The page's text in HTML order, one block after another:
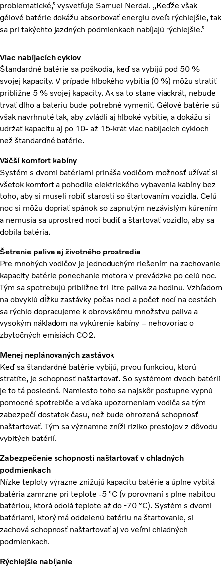
problematické,” vysvetľuje Samuel Nerdal. „Keďže však
gélové batérie dokážu absorbovať energiu oveľa rýchlejšie, tak
sa pri takýchto jazdných podmienkach nabíjajú rýchlejšie.”
Viac nabíjacích cyklov
Štandardné batérie sa poškodia, keď sa vybijú pod 50 %
svojej kapacity. V prípade hlbokého vybitia (0 %) môžu stratiť
približne 5 % svojej kapacity. Ak sa to stane viackrát, nebude
trvať dlho a batériu bude potrebné vymeniť. Gélové batérie sú
však navrhnuté tak, aby zvládli aj hlboké vybitie, a dokážu si
udržať kapacitu aj po 10- až 15-krát viac nabíjacích cykloch
než štandardné batérie.
Väčší komfort kabíny
Systém s dvomi batériami prináša vodičom možnosť užívať si
všetok komfort a pohodlie elektrického vybavenia kabíny bez
toho, aby si museli robiť starosti so štartovaním vozidla. Celú
noc si môžu dopriať spánok so zapnutým nezávislým kúrením
a nemusia sa uprostred noci budiť a štartovať vozidlo, aby sa
dobila batéria.
Šetrenie paliva aj životného prostredia
Pre mnohých vodičov je jednoduchým riešením na zachovanie
kapacity batérie ponechanie motora v prevádzke po celú noc.
Tým sa spotrebujú približne tri litre paliva za hodinu. Vzhľadom
na obvyklú dĺžku zastávky počas noci a počet nocí na cestách
sa rýchlo dopracujeme k obrovskému množstvu paliva a
vysokým nákladom na vykúrenie kabíny – nehovoriac o
zbytočných emisiách CO2.
Menej neplánovaných zastávok
Keď sa štandardné batérie vybijú, prvou funkciou, ktorú
stratíte, je schopnosť naštartovať. So systémom dvoch batérií
je to tá posledná. Namiesto toho sa najskôr postupne vypnú
pomocné spotrebiče a vďaka upozorneniam vodiča sa tým
zabezpečí dostatok času, než bude ohrozená schopnosť
naštartovať. Tým sa významne zníži riziko prestojov z dôvodu
vybitých batérií.
Zabezpečenie schopnosti naštartovať v chladných
podmienkach
Nízke teploty výrazne znižujú kapacitu batérie a úplne vybitá
batéria zamrzne pri teplote -5 °C (v porovnaní s plne nabitou
batériou, ktorá odolá teplote až do -70 °C). Systém s dvomi
batériami, ktorý má oddelenú batériu na štartovanie, si
zachová schopnosť naštartovať aj vo veľmi chladných
podmienkach.
Rýchlejšie nabíjanie